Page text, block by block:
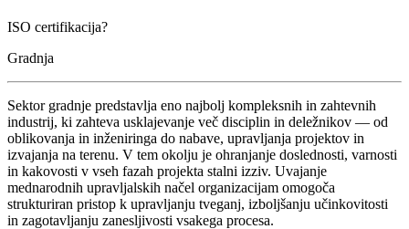
ISO certifikacija?
Gradnja
Sektor gradnje predstavlja eno najbolj kompleksnih in zahtevnih
industrij, ki zahteva usklajevanje več disciplin in deležnikov — od
oblikovanja in inženiringa do nabave, upravljanja projektov in
izvajanja na terenu. V tem okolju je ohranjanje doslednosti, varnosti
in kakovosti v vseh fazah projekta stalni izziv. Uvajanje
mednarodnih upravljalskih načel organizacijam omogoča
strukturiran pristop k upravljanju tveganj, izboljšanju učinkovitosti
in zagotavljanju zanesljivosti vsakega procesa.